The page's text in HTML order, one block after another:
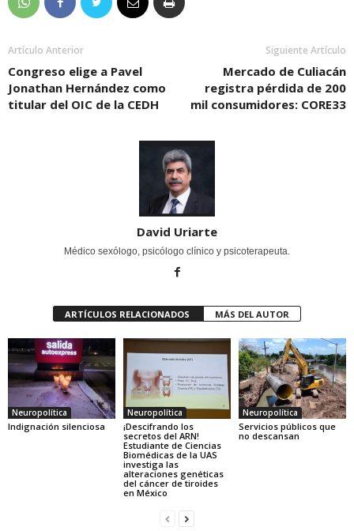
Artículo Anterior
Congreso elige a Pavel
Jonathan Hernández como
titular del OIC de la CEDH
Siguiente Artículo
Mercado de Culiacán
registra pérdida de 200
mil consumidores: CORE33
David Uriarte
Médico sexólogo, psicólogo clínico y psicoterapeuta.
ARTÍCULOS RELACIONADOS MÁS DEL AUTOR
Neuropolítica
Indignación silenciosa
Neuropolítica
¡Descifrando los
secretos del ARN!
Estudiante de Ciencias
Biomédicas de la UAS
investiga las
alteraciones genéticas
del cáncer de tiroides
en México
Neuropolítica
Servicios públicos que
no descansan